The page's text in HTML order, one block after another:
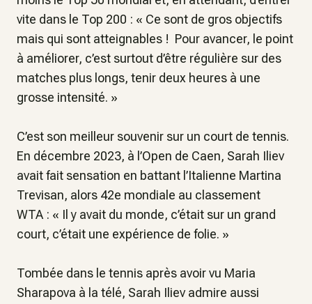
vite dans le Top 200 : « Ce sont de gros objectifs
mais qui sont atteignables ! Pour avancer, le point
à améliorer, c’est surtout d’être régulière sur des
matches plus longs, tenir deux heures à une
grosse intensité. »
C’est son meilleur souvenir sur un court de tennis.
En décembre 2023, à l’Open de Caen, Sarah Iliev
avait fait sensation en battant l’Italienne Martina
Trevisan, alors 42e mondiale au classement
WTA : « I l y avait du monde, c’était sur un grand
court, c’était une expérience de folie. »
Tombée dans le tennis après avoir vu Maria
Sharapova à la télé, Sarah Iliev admire aussi